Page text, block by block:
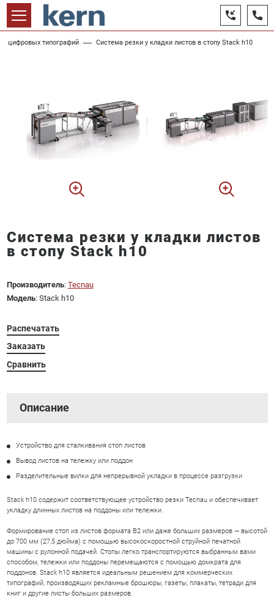
цифровых типографий Система резки у кладки листов в стопу Stack h10
Система резки у кладки листов
в стопу Stack h10
Производитель: Tecnau
Модель: Stack h10
Распечатать
Заказать
Сравнить
Описание
Устройство для cталкивания стоп листов
Вывод листов на тележку или поддон
Разделительные вилки для непрерывной укладки в процессе разгрузки
Stack h10 содержит соответствующее устройство резки Tecnau и обеспечивает
укладку длинных листов на поддоны или тележки.
Формирование стоп из листов формата B2 или даже больших размеров — высотой
до 700 мм (27,5 дюйма) с помощью высокоскоростной струйной печатной
машины с рулонной подачей. Стопы легко транспортируются выбранным вами
способом, тележки или поддоны перемещаются с помощью домкрата для
поддонов. Stack h10 является идеальным решением для коммерческих
типографий, производящих рекламные брошюры, газеты, плакаты, тетради для
книг и другие листы больших размеров.